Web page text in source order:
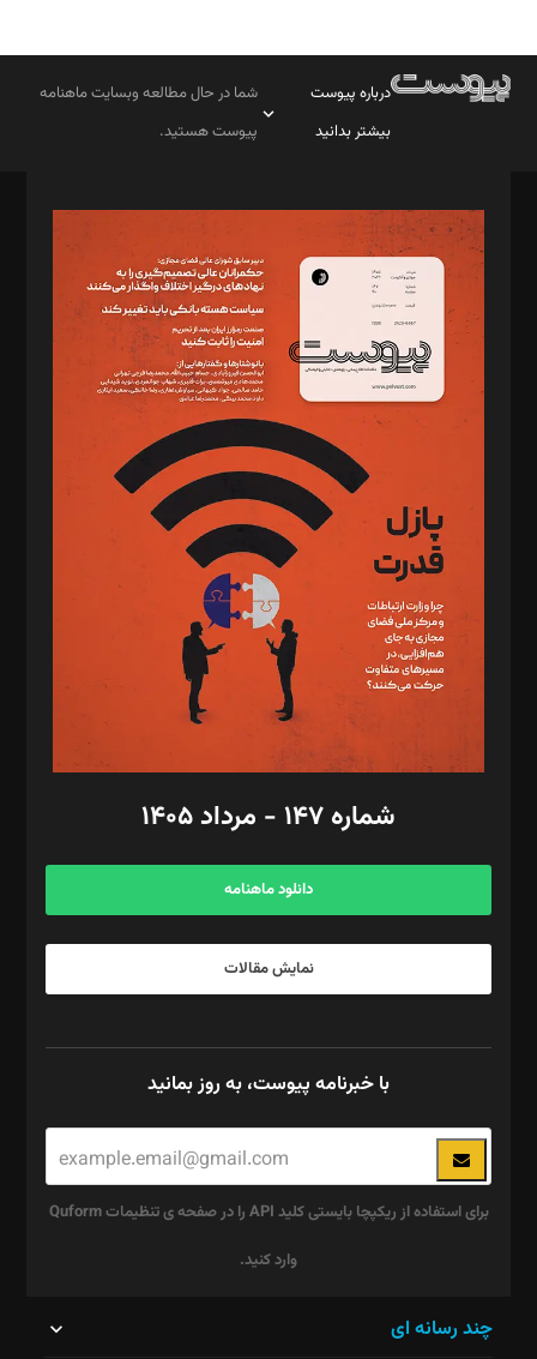
درباره پیوست
بیشتر بدانید
شما در حال مطالعه وبسایت ماهنامه
پیوست هستید.
مدیر مسئول: محمدباقر اثنی‌عشری
سردبیر: مهرک محمودی
دبیر تحریریه: میثم قاسمی
د‌بیر ناداستان: سمانه سمیع
د‌بیر خدمت و تجارت: ابوالفضل رجبی
د‌بیر حقوق فناوری: حسام‌الدین ایپکچی
د‌بیر پیوست جهان: مینا پاکدل
د‌بیر تحریریه آنلاین: بابک نقاش
تحریریه‌: مجتبی محمود‌ی، آرش برهمند، یسنا امان‌پور، سروش کرمیان،
مصطفی مسجدی آرانی، ابوالفضل رجبی، زهرا فکرانه، فائزه فتحی
رستمی،مصطفی باستان
ویرایش: نگار استاد‌‌آقا
طراح یونیفرم: مجید توکلی
فیلمبرداری و عکاسی: امیر شفیعی، مانی لطفی زاده
گرافیک و صفحه‌آرایی: سید‌سبحان‌علی ثابت
مد‌یر توسعه تجاری: کامبیز برید‌
امور مالی: شاپور رهبری، محمد‌ کاظمی‌نیا
آگهی و مشترکین: ۰۹۱۹۹۹۹۰۴۵۴
شماره ۱۴۷ - مرداد ۱۴۰۵
دانلود ماهنامه
نمایش مقالات
با خبرنامه پیوست، به روز بمانید
برای استفاده از ریکپچا بایستی کلید API را در صفحه ی تنظیمات Quform
وارد کنید.
چند رسانه ای